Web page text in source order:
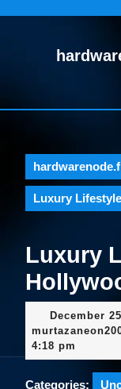
Luxury
Luxury
December
4:18 pm
Categories: